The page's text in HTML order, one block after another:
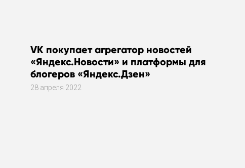
VK покупает агрегатор новостей
«Яндекс.Новости» и платформы для
блогеров «Яндекс.Дзен»
28 апреля 2022